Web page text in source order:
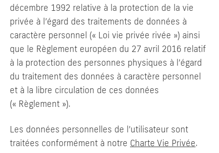
décembre 1992 relative à la protection de la vie
privée à l’égard des traitements de données à
caractère personnel (« Loi vie privée rivée ») ainsi
que le Règlement européen du 27 avril 2016 relatif
à la protection des personnes physiques à l’égard
du traitement des données à caractère personnel
et à la libre circulation de ces données
(« Règlement »).
Les données personnelles de l’utilisateur sont
traitées conformément à notre Charte Vie Privée.